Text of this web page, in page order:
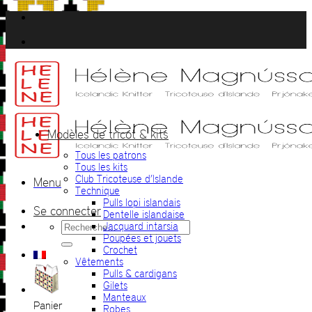
Passer
au
contenu
Menu
Se connecter
Recherche
pour :
Panier
Modèles de tricot & kits
Tous les patrons
Tous les kits
Club Tricoteuse d’Islande
Technique
Pulls lopi islandais
Dentelle islandaise
Jacquard intarsia
Poupées et jouets
Crochet
Vêtements
Pulls & cardigans
Gilets
Manteaux
Robes